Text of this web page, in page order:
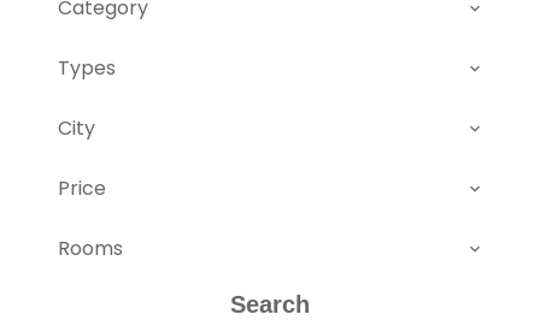
Category
Types
City
Price
Rooms
Search